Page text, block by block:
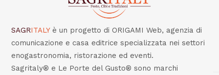
SAGRITALY è un progetto di ORIGAMI Web, agenzia di
comunicazione e casa editrice specializzata nei settori
enogastronomia, ristorazione ed eventi.
Sagritaly® e Le Porte del Gusto® sono marchi